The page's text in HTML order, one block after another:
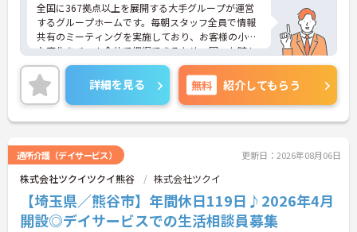
全国に367拠点以上を展開する大手グループが運営
するグループホームです。毎朝スタッフ全員で情報
共有のミーティングを実施しており、お客様の小さ
な変化をチーム全体で把握できるため、困った時も
すぐに相談できる安心の体制が整っています。待遇
面では、賞与年2回に加え、日々の努力や売上への
寄与を評価する特別報酬が支給されるため、高いモ
チベーションを保ちながら勤務できる環境です。さ
らに、清潔感があれば髪色やネイルなどの規定がな
イルで働くことができます。認知症ケアの専門性を
高めたい方にも最適な環境であり、手厚い研修体制
を通じて働きながらスキルアップを目指すことも可
能です。年間17日のリフレッシュ休暇や定年後の再
雇用制度など、長期的にキャリアを描ける福利厚生
も大きな魅力です。
詳細を見る 無料 紹介してもらう
通所介護（デイサービス） 更新日：2026年08月06日
株式会社ツクイツクイ熊谷 株式会社ツクイ
【埼玉県／熊谷市】年間休日119日♪2026年4月
開設◎デイサービスでの生活相談員募集